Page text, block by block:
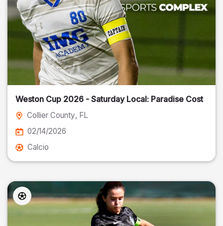
Weston Cup 2026 - Saturday Local: Paradise Cost
Collier County, FL
02/14/2026
Calcio